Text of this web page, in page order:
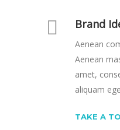
Brand
Aenean
Aenean
amet,
aliquam
TAKE A